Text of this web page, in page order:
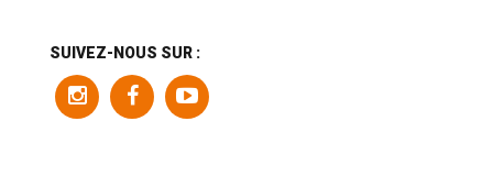
SUIVEZ-NOUS SUR :